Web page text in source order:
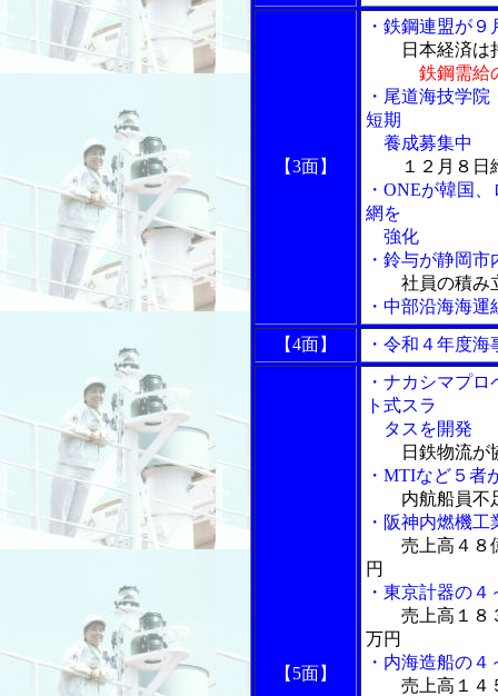
【3面】
・鉄鋼連盟が
日本経済は
鉄鋼需給
・尾道海技学
短期
養成募集中
１２月８
・ONEが韓国
網を
強化
・鈴与が静岡
社員の積み
・中部沿海海
【4面】
・令和４年度
【5面】
・ナカシマプ
ト式スラ
タスを開発
日鉄物流が
・MTIなど５者
内航船員不
・阪神内燃機
売上高４８
円
・東京計器の
売上高１８
万円
・内海造船の
売上高１４